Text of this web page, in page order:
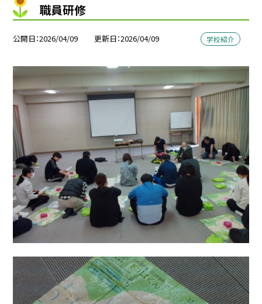
職員研修
公開日 2026/04/09 更新日 2026/04/09 学校紹介